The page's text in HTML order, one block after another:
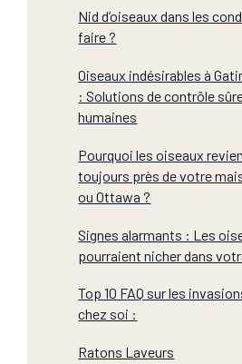
Nid d’oiseaux dans les
faire ?
Oiseaux indésirables à
: Solutions de contrôle
humaines
Pourquoi les oiseaux
toujours près de votre
ou Ottawa ?
Signes alarmants : Les
pourraient nicher dans
Top 10 FAQ sur les
chez soi :
Ratons Laveurs